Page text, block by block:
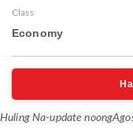
Class
Economy
Huling Na-update noong